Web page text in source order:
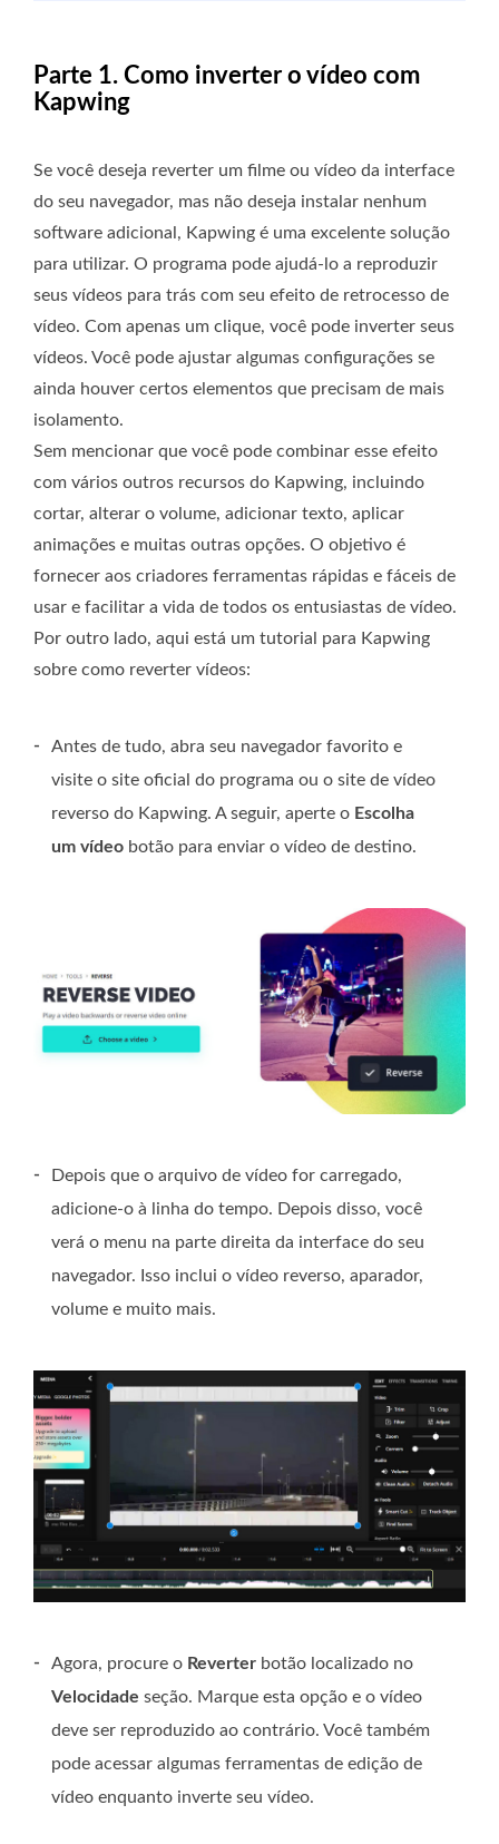
Parte 1. Como inverter o vídeo com
Kapwing
Se você deseja reverter um filme ou vídeo da interface
do seu navegador, mas não deseja instalar nenhum
software adicional, Kapwing é uma excelente solução
para utilizar. O programa pode ajudá-lo a reproduzir
seus vídeos para trás com seu efeito de retrocesso de
vídeo. Com apenas um clique, você pode inverter seus
vídeos. Você pode ajustar algumas configurações se
ainda houver certos elementos que precisam de mais
isolamento.
Sem mencionar que você pode combinar esse efeito
com vários outros recursos do Kapwing, incluindo
cortar, alterar o volume, adicionar texto, aplicar
animações e muitas outras opções. O objetivo é
fornecer aos criadores ferramentas rápidas e fáceis de
usar e facilitar a vida de todos os entusiastas de vídeo.
Por outro lado, aqui está um tutorial para Kapwing
sobre como reverter vídeos:
-
Antes de tudo, abra seu navegador favorito e
visite o site oficial do programa ou o site de vídeo
reverso do Kapwing. A seguir, aperte o Escolha
um vídeo botão para enviar o vídeo de destino.
-
Depois que o arquivo de vídeo for carregado,
adicione-o à linha do tempo. Depois disso, você
verá o menu na parte direita da interface do seu
navegador. Isso inclui o vídeo reverso, aparador,
volume e muito mais.
- Agora, procure o Reverter botão localizado no
Velocidade seção. Marque esta opção e o vídeo
deve ser reproduzido ao contrário. Você também
pode acessar algumas ferramentas de edição de
vídeo enquanto inverte seu vídeo.